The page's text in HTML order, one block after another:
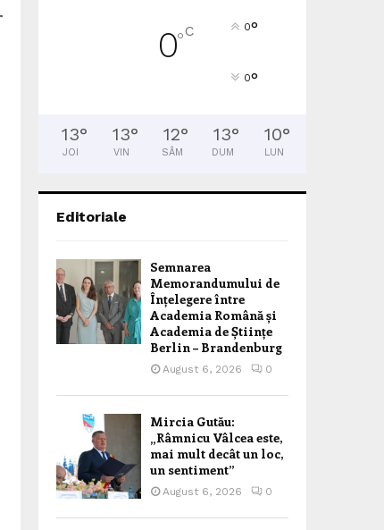
0°C 0°
0°
13°
JOI
13°
VIN
12°
SÂM
13°
DUM
10°
LUN
Editoriale
Semnarea
Memorandumului de
Înțelegere între
Academia Română și
Academia de Științe
Berlin – Brandenburg
August 6, 2026 0
Mircia Gutău:
„Râmnicu Vâlcea este,
mai mult decât un loc,
un sentiment”
August 6, 2026 0